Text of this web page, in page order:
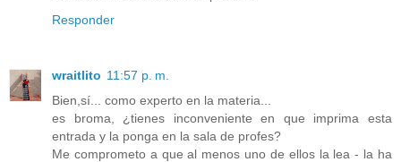
Responder
wraitlito 11:57 p. m.
Bien,sí... como experto en la materia...
es broma, ¿tienes inconveniente en que imprima esta
entrada y la ponga en la sala de profes?
Me comprometo a que al menos uno de ellos la lea - la ha